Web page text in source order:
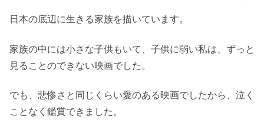
日本の底辺に生きる家族を描いています。
家族の中には小さな子供もいて、子供に弱い私は、ずっと
見ることのできない映画でした。
でも、悲惨さと同じくらい愛のある映画でしたから、泣く
ことなく鑑賞できました。